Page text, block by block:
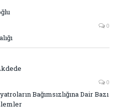
0
0
Bağımsızlığına Dair Bazı